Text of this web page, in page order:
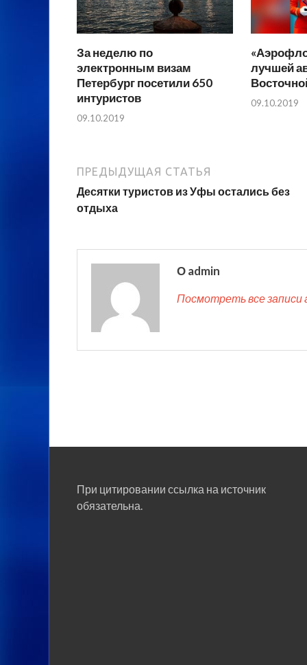
За неделю по
электронным визам
Петербург посетили 650
интуристов
09.10.2019
лучшей
09.10.2019
ПРЕДЫДУЩАЯ СТАТЬЯ
Десятки туристов из Уфы остались без
отдыха
О admin
Посмотреть все записи
При цитировании ссылка на источник
обязательна.